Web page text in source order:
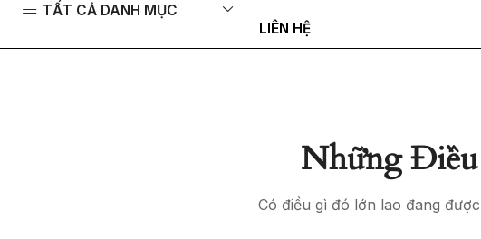
TẤT CẢ DANH MỤC
LIÊN HỆ
Những
Có điều gì đó lớn lao đang